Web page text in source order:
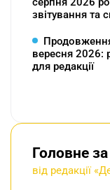
звітування та
вересня 2026:
для редакції
Головне
від редакції